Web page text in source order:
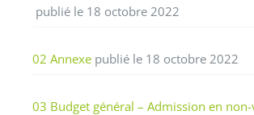
publié le 18 octobre 2022
02 Annexe publié le 18 octobre 2022
03 Budget général – Admission en